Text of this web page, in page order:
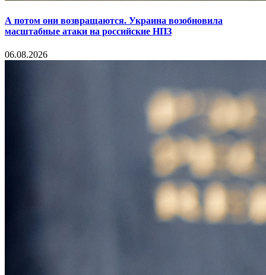
А потом они возвращаются. Украина возобновила
масштабные атаки на российские НПЗ
06.08.2026